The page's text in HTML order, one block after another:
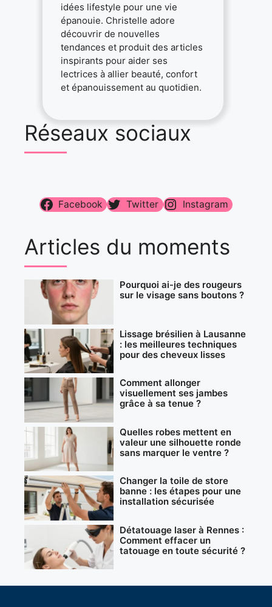
idées lifestyle pour une vie
épanouie. Christelle adore
découvrir de nouvelles
tendances et produit des articles
inspirants pour aider ses
lectrices à allier beauté, confort
et épanouissement au quotidien.
Réseaux sociaux
Facebook Twitter Instagram
Articles du moments
Pourquoi ai-je des rougeurs
sur le visage sans boutons ?
Lissage brésilien à Lausanne
: les meilleures techniques
pour des cheveux lisses
Comment allonger
visuellement ses jambes
grâce à sa tenue ?
Quelles robes mettent en
valeur une silhouette ronde
sans marquer le ventre ?
Changer la toile de store
banne : les étapes pour une
installation sécurisée
Détatouage laser à Rennes :
Comment effacer un
tatouage en toute sécurité ?